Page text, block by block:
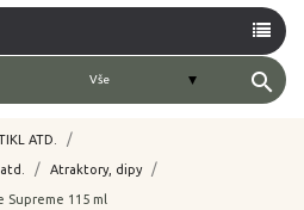
search
ATD.
Atraktory, dipy
Supreme 115 ml